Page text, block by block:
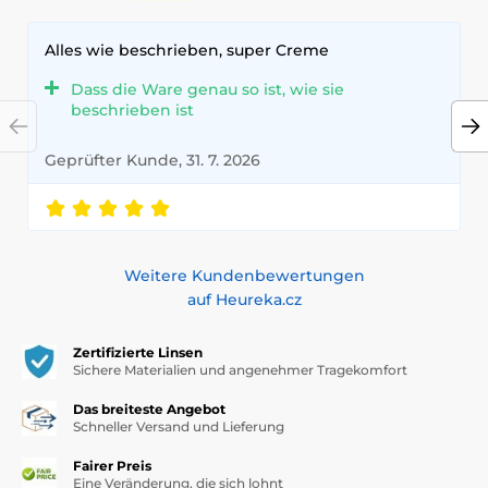
unheimliche, düstere oder übernatürliche Charaktere. Ob
verleihen Ihrem Kostüm eine eindrucksvolle,
Beeindruckende Designs für maximale Wirkung
In der Kategorie Mini-Sclera-Kontaktlinsen finden Sie
vielfältige Designs für unterschiedliche Rollen:
Schwarz– für dämonische, dunkle oder mystische Looks
– für geisterhafte und untote Erscheinungen
Effekte für besonders spektakuläre Verwandlungen
Diese Linsen bringen Ihre Augenin den Mittelpunkt des
Auftritts
und sorgen für einen unverwechselbaren
Gesamteindruck.
Hoher Tragekomfort und geprüfte Qualität
Alles wie beschrieben, super Creme
Dass die Ware genau so ist, wie sie
beschrieben ist
Geprüfter Kunde, 31. 7. 2026
Weitere Kundenbewertungen
auf Heureka.cz
Zertifizierte Linsen
Sichere Materialien und angenehmer Tragekomfort
Das breiteste Angebot
Schneller Versand und Lieferung
Fairer Preis
Eine Veränderung, die sich lohnt